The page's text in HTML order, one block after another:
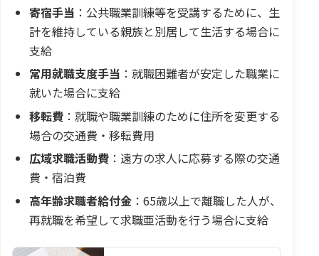
寄宿手当 ：公共職業訓練等を受講するために、生
計を維持している親族と別居して生活する場合に
支給
常用就職支度手当 ：就職困難者が安定した職業に
就いた場合に支給
移転費 ：就職や職業訓練のために住所を変更する
場合の交通費・移転費用
広域求職活動費 ：遠方の求人に応募する際の交通
費・宿泊費
高年齢求職者給付金 ：65歳以上で離職した人が、
再就職を希望して求職亜活動を行う場合に支給